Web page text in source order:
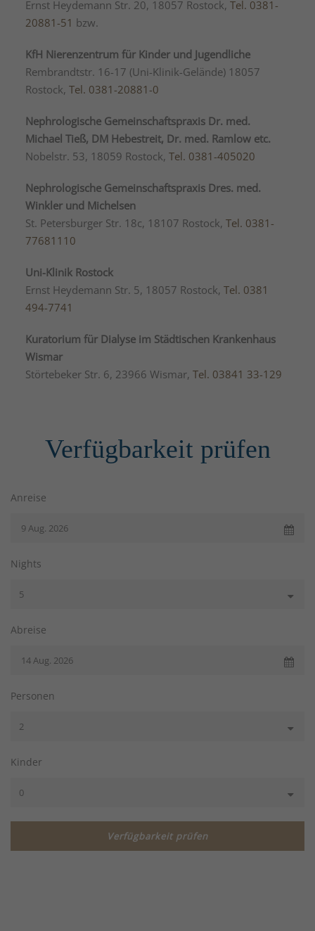
Ernst Heydemann Str. 20, 18057 Rostock, Tel. 0381-
20881-51 bzw.
KfH Nierenzentrum für Kinder und Jugendliche
Rembrandtstr. 16-17 (Uni-Klinik-Gelände) 18057
Rostock, Tel. 0381-20881-0
Nephrologische Gemeinschaftspraxis Dr. med.
Michael Tieß, DM Hebestreit, Dr. med. Ramlow etc.
Nobelstr. 53, 18059 Rostock, Tel. 0381-405020
Nephrologische Gemeinschaftspraxis Dres. med.
Winkler und Michelsen
St. Petersburger Str. 18c, 18107 Rostock, Tel. 0381-
77681110
Uni-Klinik Rostock
Ernst Heydemann Str. 5, 18057 Rostock, Tel. 0381
494-7741
Kuratorium für Dialyse im Städtischen Krankenhaus
Wismar
Störtebeker Str. 6, 23966 Wismar, Tel. 03841 33-129
Verfügbarkeit prüfen
Anreise
Nights
Abreise
Personen
Kinder